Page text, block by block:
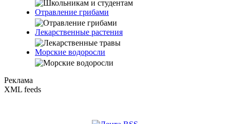
Отравление грибами
Лекарственные растения
Морские водоросли
Реклама
XML feeds